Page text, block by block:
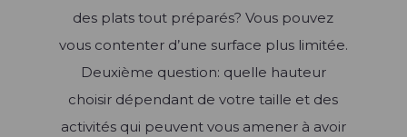
des plats tout préparés? Vous pouvez
vous contenter d’une surface plus limitée.
Deuxième question: quelle hauteur
choisir dépendant de votre taille et des
activités qui peuvent vous amener à avoir